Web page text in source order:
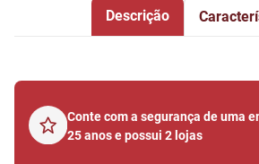
Descrição
Conte com a segurança de uma
25 anos e possui 2 lojas